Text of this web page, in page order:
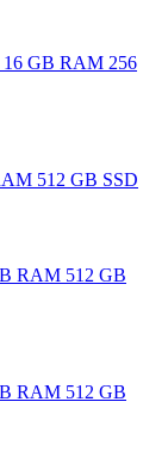
GB RAM 256
512 GB SSD
RAM 512 GB
RAM 512 GB